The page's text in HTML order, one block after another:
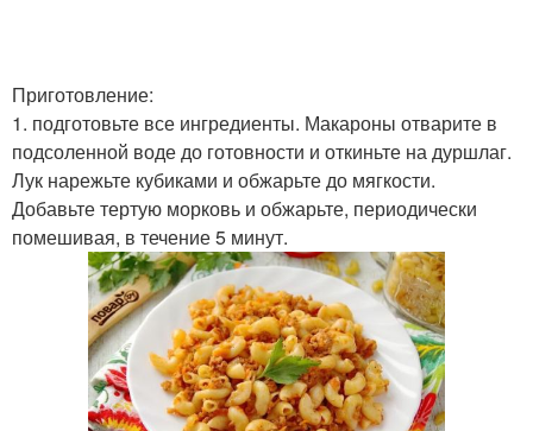
Приготовление:
1. подготовьте все ингредиенты. Макароны отварите в
подсоленной воде до готовности и откиньте на дуршлаг.
Лук нарежьте кубиками и обжарьте до мягкости.
Добавьте тертую морковь и обжарьте, периодически
помешивая, в течение 5 минут.